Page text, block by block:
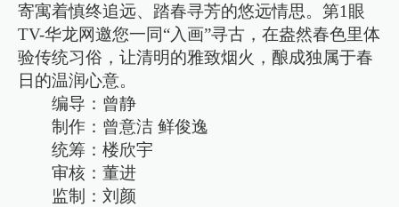
寄寓着慎终追远、踏春寻芳的悠远情思。第1眼
TV-华龙网邀您一同“入画”寻古，在盎然春色里体
验传统习俗，让清明的雅致烟火，酿成独属于春
日的温润心意。
编导：曾静
制作：曾意洁 鲜俊逸
统筹：楼欣宇
审核：董进
监制：刘颜